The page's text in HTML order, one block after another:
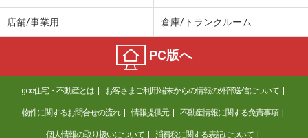
店舗/事業用 倉庫/トランクルーム
PC版へ
goo住宅・不動産とは お客さまご利用端末からの情報の外部送信について
物件に関するお問合せの流れ 情報提供元 不動産情報に関する免責事項
個人情報の取り扱いについて 消費税に関する表記について